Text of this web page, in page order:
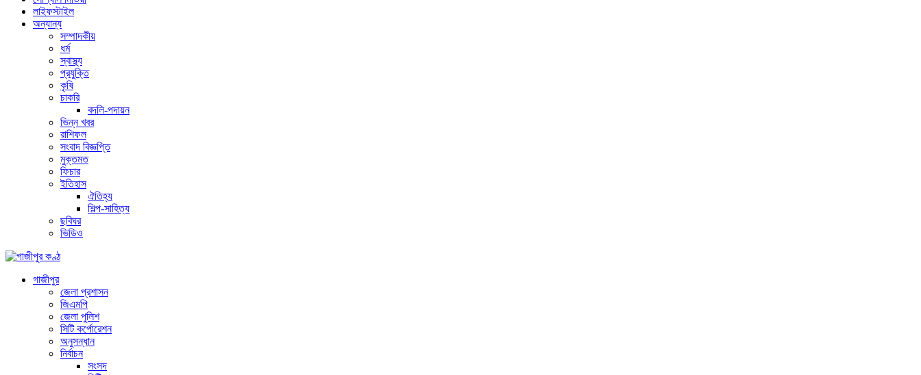
লাইফস্টাইল
অন্যান্য
সম্পাদকীয়
ধর্ম
স্বাস্থ্য
প্রযুক্তি
কৃষি
চাকরি
বদলি-পদায়ন
ভিন্ন খবর
রাশিফল
সংবাদ বিজ্ঞপ্তি
মুক্তমত
ফিচার
ইতিহাস
ঐতিহ্য
শিল্প-সাহিত্য
ছবিঘর
ভিডিও
গাজীপুর
জেলা প্রশাসন
জিএমপি
জেলা পুলিশ
সিটি কর্পোরেশন
অনুসন্ধান
নির্বাচন
সংসদ